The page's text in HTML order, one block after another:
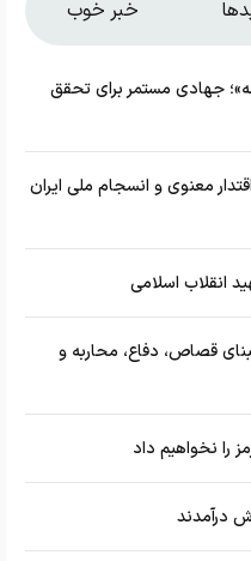
خبر خوب
واحد ائمه در «انسان ۲۵۰ ساله»؛ جهادی مستمر برای تحقق
معنوی و انسجام ملی ایران
انقلاب اسلامی
قصاص، دفاع، محاربه و
را نخواهیم داد
درآمدند